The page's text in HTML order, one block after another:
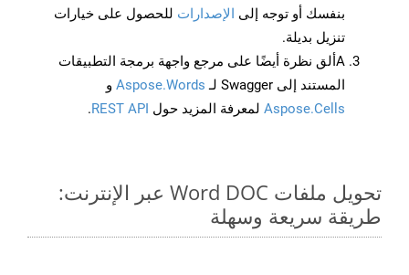
بنفسك أو توجه إلى الإصدارات للحصول على خيارات
تنزيل بديلة.
Aألق نظرة أيضًا على مرجع واجهة برمجة التطبيقات
المستند إلى Swagger لـ
Aspose.Words و
Aspose.Cells لمعرفة المزيد حول REST API
.
تحويل ملفات Word DOC عبر الإنترنت:
طريقة سريعة وسهلة